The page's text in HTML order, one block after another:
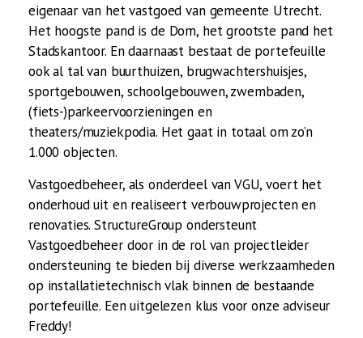
eigenaar van het vastgoed van gemeente Utrecht.
Het hoogste pand is de Dom, het grootste pand het
Stadskantoor. En daarnaast bestaat de portefeuille
ook al tal van buurthuizen, brugwachtershuisjes,
sportgebouwen, schoolgebouwen, zwembaden,
(fiets-)parkeervoorzieningen en
theaters/muziekpodia. Het gaat in totaal om zo’n
1.000 objecten.
Vastgoedbeheer, als onderdeel van VGU, voert het
onderhoud uit en realiseert verbouwprojecten en
renovaties. StructureGroup ondersteunt
Vastgoedbeheer door in de rol van projectleider
ondersteuning te bieden bij diverse werkzaamheden
op installatietechnisch vlak binnen de bestaande
portefeuille. Een uitgelezen klus voor onze adviseur
Freddy!